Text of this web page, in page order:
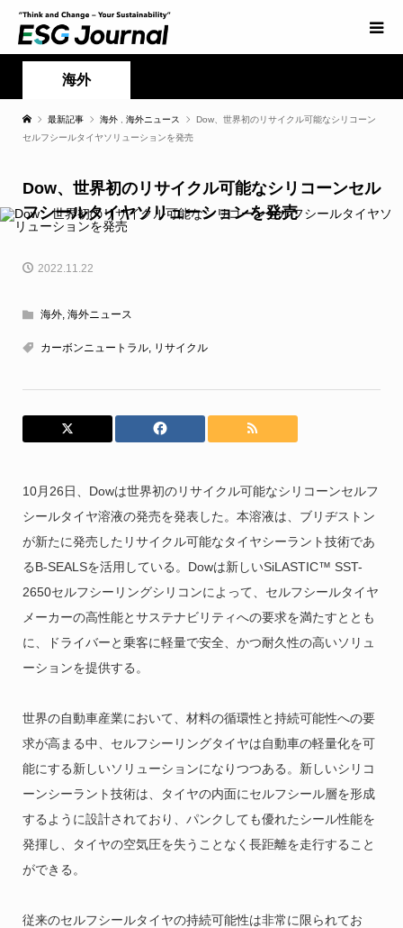
海外
最新記事 海外 海外ニュース
Dow、世界初のリサイクル可能なシリコーン
セルフシールタイヤソリューションを発売
Dow、世界初のリサイクル可能なシリコーンセル
フシールタイヤソリューションを発売
2022.11.22
海外, 海外ニュース
カーボンニュートラル, リサイクル
10月26日、Dowは世界初のリサイクル可能なシリコーンセルフ
シールタイヤ溶液の発売を発表した。本溶液は、ブリヂストン
が新たに発売したリサイクル可能なタイヤシーラント技術であ
るB-SEALSを活用している。 Dowは新しいSiLASTIC™ SST-
2650セルフシーリングシリコンによって、セルフシールタイヤ
メーカーの高性能とサステナビリティへの要求を満たすととも
に、ドライバーと乗客に軽量で安全、かつ耐久性の高いソリュ
ーションを提供する。
世界の自動車産業において、材料の循環性と持続可能性への要
求が高まる中、セルフシーリングタイヤは自動車の軽量化を可
能にする新しいソリューションになりつつある。新しいシリコ
ーンシーラント技術は、タイヤの内面にセルフシール層を形成
するように設計されており、パンクしても優れたシール性能を
発揮し、タイヤの空気圧を失うことなく長距離を走行すること
ができる。
従来のセルフシールタイヤの持続可能性は非常に限られてお